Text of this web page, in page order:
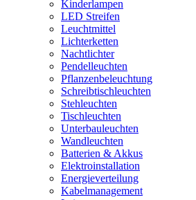
Kinderlampen
LED Streifen
Leuchtmittel
Lichterketten
Nachtlichter
Pendelleuchten
Pflanzenbeleuchtung
Schreibtischleuchten
Stehleuchten
Tischleuchten
Unterbauleuchten
Wandleuchten
Batterien & Akkus
Elektroinstallation
Energieverteilung
Kabelmanagement